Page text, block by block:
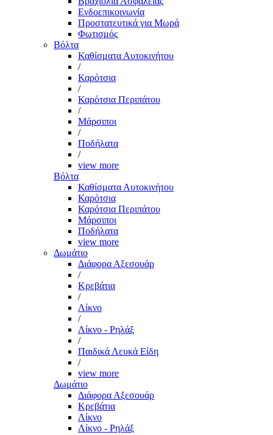
Ενδοεπικοινωνία
Προστατευτικά για Μωρά
Φωτισμός
Βόλτα
Καθίσματα Αυτοκινήτου
/
Καρότσια
/
Καρότσια Περιπάτου
/
Μάρσιποι
/
Ποδήλατα
/
view more
Βόλτα
Καθίσματα Αυτοκινήτου
Καρότσια
Καρότσια Περιπάτου
Μάρσιποι
Ποδήλατα
view more
Δωμάτιο
Διάφορα Αξεσουάρ
/
Κρεβάτια
/
Λίκνο
/
Λίκνο - Ρηλάξ
/
Παιδικά Λευκά Είδη
/
view more
Δωμάτιο
Διάφορα Αξεσουάρ
Κρεβάτια
Λίκνο
Λίκνο - Ρηλάξ